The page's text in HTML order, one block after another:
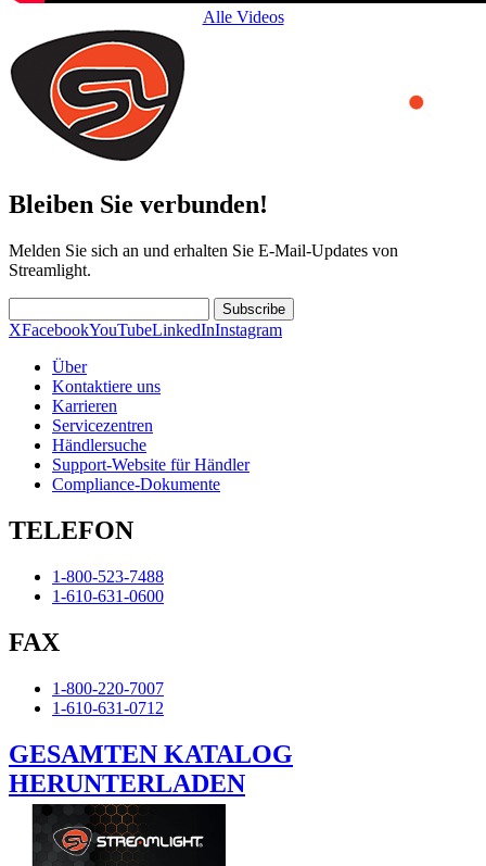
Alle Videos
Bleiben Sie verbunden!
Melden Sie sich an und erhalten Sie E-Mail-Updates von
Streamlight.
Subscribe
XFacebookYouTubeLinkedInInstagram
Über
Kontaktiere uns
Karrieren
Servicezentren
Händlersuche
Support-Website für Händler
Compliance-Dokumente
TELEFON
1-800-523-7488
1-610-631-0600
FAX
1-800-220-7007
1-610-631-0712
GESAMTEN KATALOG
HERUNTERLADEN